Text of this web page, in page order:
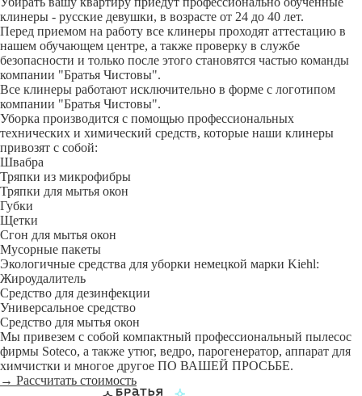
клинеры - русские девушки, в возрасте от 24 до 40 лет.
Перед приемом на работу все клинеры проходят аттестацию в
нашем обучающем центре, а также проверку в службе
безопасности и только после этого становятся частью команды
компании "Братья Чистовы".
Все клинеры работают исключительно в форме с логотипом
компании "Братья Чистовы".
Уборка производится с помощью профессиональных
технических и химический средств, которые наши клинеры
привозят с собой:
Швабра
Тряпки из микрофибры
Тряпки для мытья окон
Губки
Щетки
Сгон для мытья окон
Мусорные пакеты
Экологичные средства для уборки немецкой марки Kiehl:
Жироудалитель
Средство для дезинфекции
Универсальное средство
Средство для мытья окон
Мы привезем с собой компактный профессиональный пылесос
фирмы Soteco, а также утюг, ведро, парогенератор, аппарат для
химчистки и многое другое ПО ВАШЕЙ ПРОСЬБЕ.
→ Рассчитать стоимость